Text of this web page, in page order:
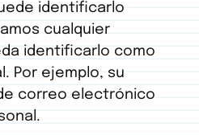
identificarlo
cualquier
identificarlo como
Por ejemplo, su
correo electrónico